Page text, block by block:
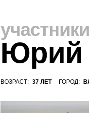
участники
Юрий
ВОЗРАСТ: 37 ЛЕТ ГОРОД: